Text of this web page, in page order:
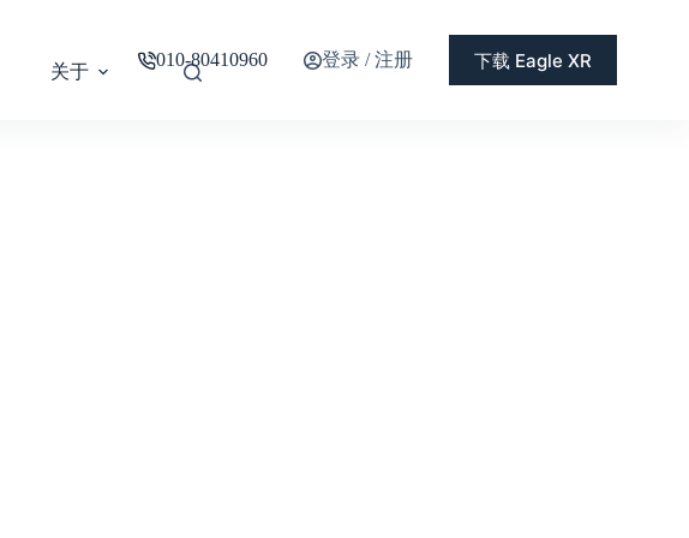
010-80410960 登录 / 注册 下载 Eagle XR
关于